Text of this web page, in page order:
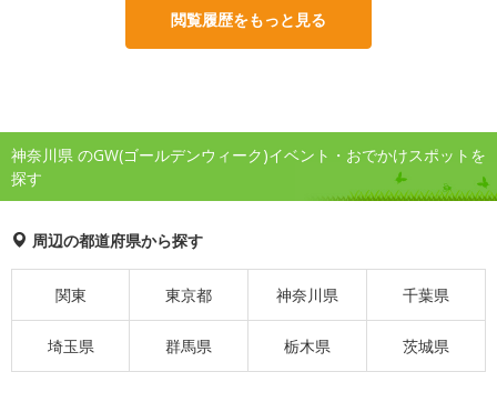
閲覧履歴をもっと見る
神奈川県 のGW(ゴールデンウィーク)イベント・おでかけスポットを
探す
周辺の都道府県から探す
関東 東京都 神奈川県 千葉県
埼玉県 群馬県 栃木県 茨城県